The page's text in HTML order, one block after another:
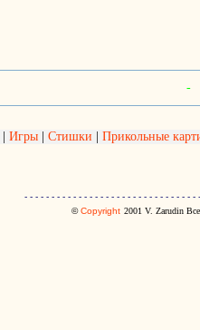
-
Игры Стишки Прикольные
- - - - - - - - - - - - - - - - - - - - - - - - - - - - - - -
©Copyright 2001 V. Zarudin Все